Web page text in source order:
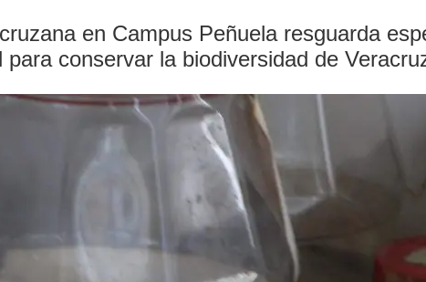
en Campus Peñuela resguarda
conservar la biodiversidad de